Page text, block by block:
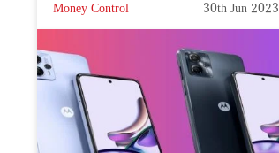
Money Control 30th Jun 2023